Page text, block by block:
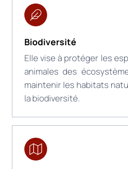
Biodiversité
Elle vise à protéger les
animales des
maintenir les habitats
la biodiversité.